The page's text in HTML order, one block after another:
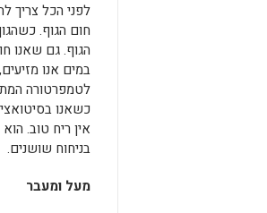
לפני הכל צריך
חום הגוף.
הגוף. גם שאנו
במים אנו
לטמפרטורה
כשאנו
אין ריח טוב.
בניחוח שושנים.
מעל ומעבר